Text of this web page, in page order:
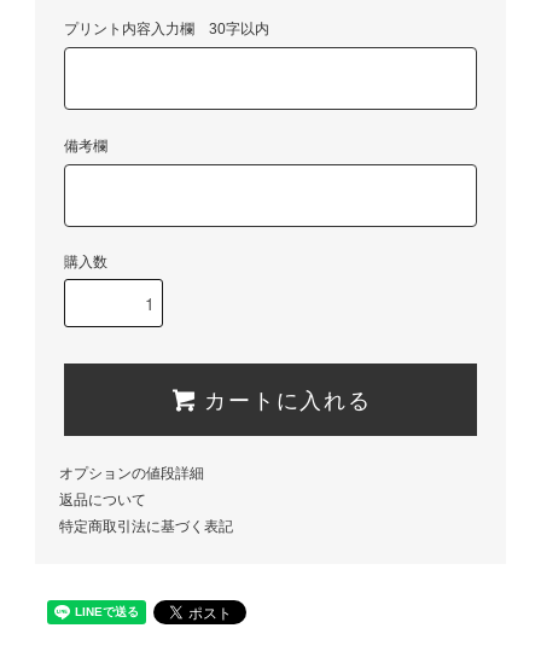
プリント内容入力欄 30字以内
備考欄
購入数
カートに入れる
オプションの値段詳細
返品について
特定商取引法に基づく表記